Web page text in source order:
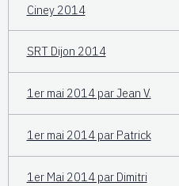
Ciney 2014
SRT Dijon 2014
1er mai 2014 par Jean V.
1er mai 2014 par Patrick
1er Mai 2014 par Dimitri